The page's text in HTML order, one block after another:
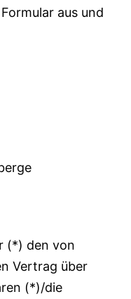
aus und
(*) den von
Vertrag über
(*)/die